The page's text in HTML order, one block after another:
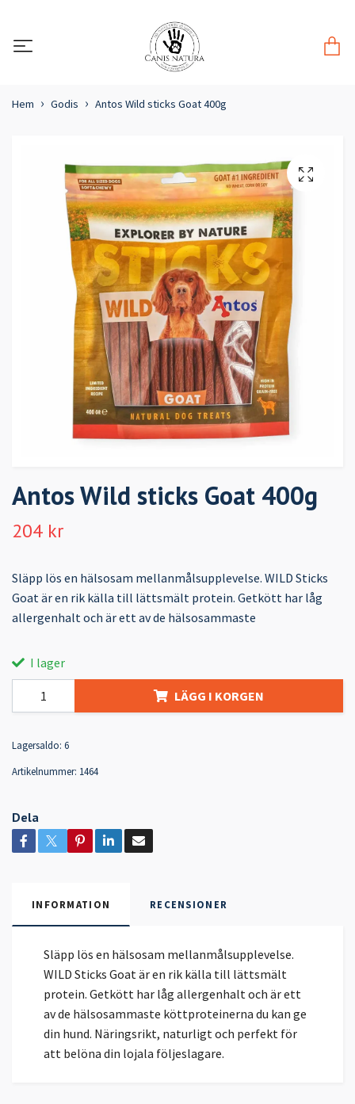
Hem Godis Antos Wild sticks Goat 400g
Antos Wild sticks Goat 400g
204 kr
Släpp lös en hälsosam mellanmålsupplevelse. WILD Sticks
Goat är en rik källa till lättsmält protein. Getkött har låg
allergenhalt och är ett av de hälsosammaste
I lager
LÄGG I KORGEN
Lagersaldo: 6
Artikelnummer: 1464
Dela
INFORMATION RECENSIONER
Släpp lös en hälsosam mellanmålsupplevelse.
WILD Sticks Goat är en rik källa till lättsmält
protein. Getkött har låg allergenhalt och är ett
av de hälsosammaste köttproteinerna du kan ge
din hund. Näringsrikt, naturligt och perfekt för
att belöna din lojala följeslagare.